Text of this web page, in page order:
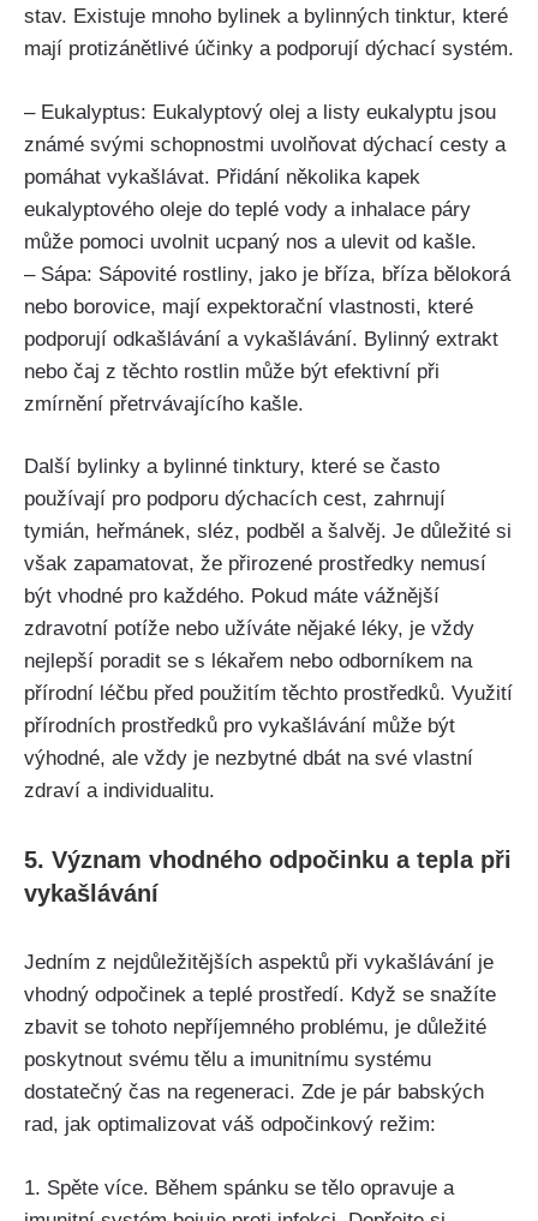
stav. ⁢Existuje mnoho bylinek a bylinných tinktur, které
mají protizánětlivé účinky a podporují⁤ dýchací systém.
– Eukalyptus: Eukalyptový ⁢olej a listy eukalyptu jsou
známé svými schopnostmi‌ uvolňovat⁣ dýchací cesty a
pomáhat vykašlávat.‍ Přidání ‍několika kapek
eukalyptového oleje do teplé vody a inhalace páry⁢
může pomoci‌ uvolnit ucpaný nos a ulevit od kašle.
– Sápa: Sápovité ⁣rostliny, jako je bříza, bříza bělokorá
nebo borovice, mají expektorační vlastnosti, ​které
podporují odkašlávání a vykašlávání. Bylinný extrakt
nebo čaj⁣ z‌ těchto ⁣rostlin může být efektivní při
zmírnění přetrvávajícího kašle.
Další bylinky ⁢a bylinné tinktury, které⁤ se často
používají pro podporu dýchacích cest, zahrnují ​
tymián, heřmánek,‌ sléz, podběl a šalvěj. Je důležité si
však zapamatovat, že přirozené prostředky nemusí
⁢být​ vhodné pro ​každého. Pokud máte vážnější⁣
zdravotní potíže nebo užíváte nějaké léky, je vždy
nejlepší poradit⁣ se s lékařem nebo odborníkem na
přírodní léčbu před⁢ použitím těchto prostředků.‌ Využití
přírodních prostředků pro vykašlávání může být
výhodné, ⁤ale vždy je nezbytné dbát na své vlastní
zdraví a individualitu.
5. Význam vhodného ‌odpočinku a tepla při
vykašlávání
Jedním z nejdůležitějších aspektů při ⁣vykašlávání je
vhodný odpočinek a teplé ‌prostředí. Když se ‌snažíte
zbavit se⁤ tohoto nepříjemného problému, je důležité
poskytnout svému tělu a imunitnímu systému
dostatečný čas na regeneraci. ⁤Zde je pár babských
rad, jak optimalizovat váš odpočinkový režim:
1. Spěte více. Během spánku ‌se tělo ⁣opravuje a